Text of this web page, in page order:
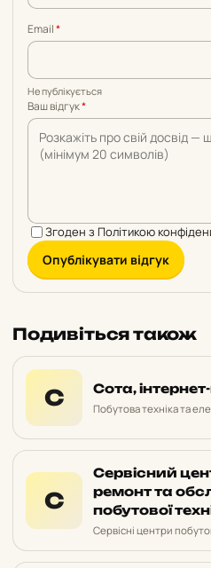
Email*
Не публікується
Ваш відгук*
Згоден з Політикою
Опублікувати відгук
Подивіться також
С Сота,
Побутова техніка та
С
Сервісний
ремонт та
побутової
Сервісні центри